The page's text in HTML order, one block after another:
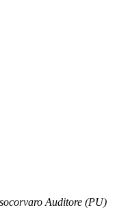
Auditore (PU)